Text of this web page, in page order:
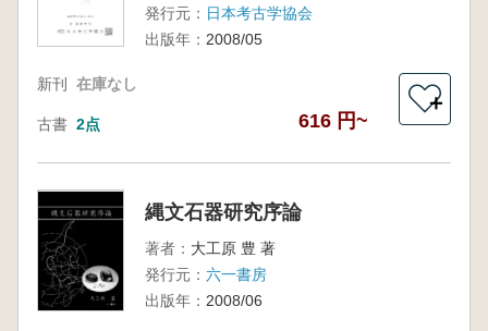
発行元： 日本考古学協会
出版年： 2008/05
新刊 在庫なし
古書 2点 616 円~
＋
縄文石器研究序論
著者： 大工原 豊 著
発行元： 六一書房
出版年： 2008/06